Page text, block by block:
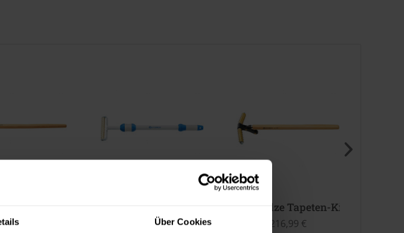
Über Cookies
€ 192,99 €
Igelwalze Tapeten-Killer
216,99 €